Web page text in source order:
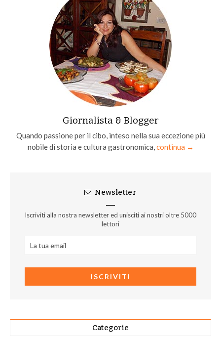
Giornalista & Blogger
Quando passione per il cibo, inteso nella sua eccezione più
nobile di storia e cultura gastronomica,continua →
Newsletter
Iscriviti alla nostra newsletter ed unisciti ai nostri oltre 5000
lettori
Categorie